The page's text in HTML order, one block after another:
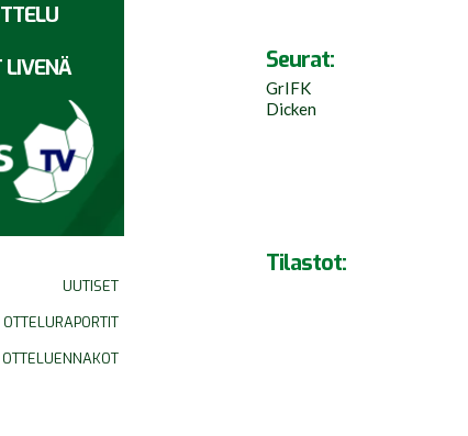
Seurat:
GrIFK
Dicken
Tilastot:
LIVENÄ
UUTISET
OTTELURAPORTIT
OTTELUENNAKOT